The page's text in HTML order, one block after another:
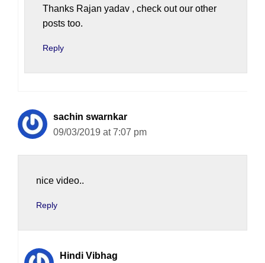
Thanks Rajan yadav , check out our other
posts too.
Reply
sachin swarnkar
09/03/2019 at 7:07 pm
nice video..
Reply
Hindi Vibhag